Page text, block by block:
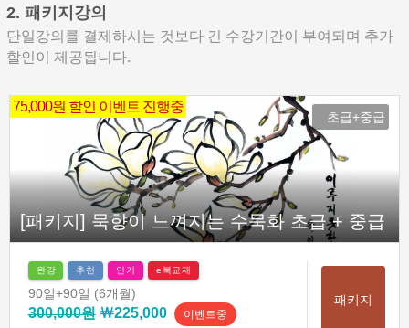
2. 패키지강의
단일강의를 결제하시는 것보다 긴 수강기간이 부여되며 추가
할인이 제공됩니다.
75,000원 할인 이벤트 진행중
초급+중급
[패키지] 묵향이 느껴지는 수묵화 초급 + 중급
완강 추천 인기 e북교재
90일+90일 (6개월)
300,000원￦225,000 이벤트중
패키지